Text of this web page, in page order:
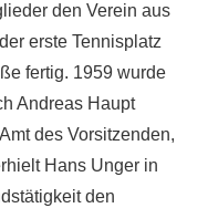
den Verein aus
erste Tennisplatz
fertig. 1959 wurde
Andreas Haupt
des Vorsitzenden,
Hans Unger in
den